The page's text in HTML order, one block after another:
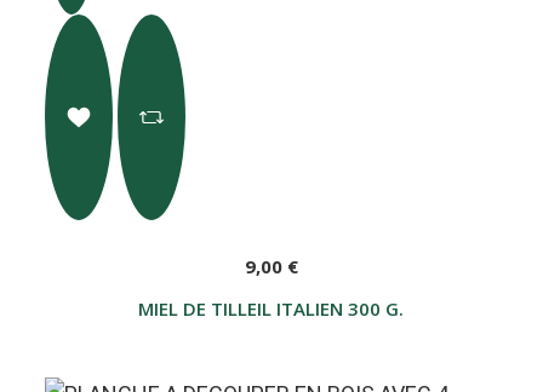
MIEL DE TILLEIL ITALIEN 300 G.
9,00 €